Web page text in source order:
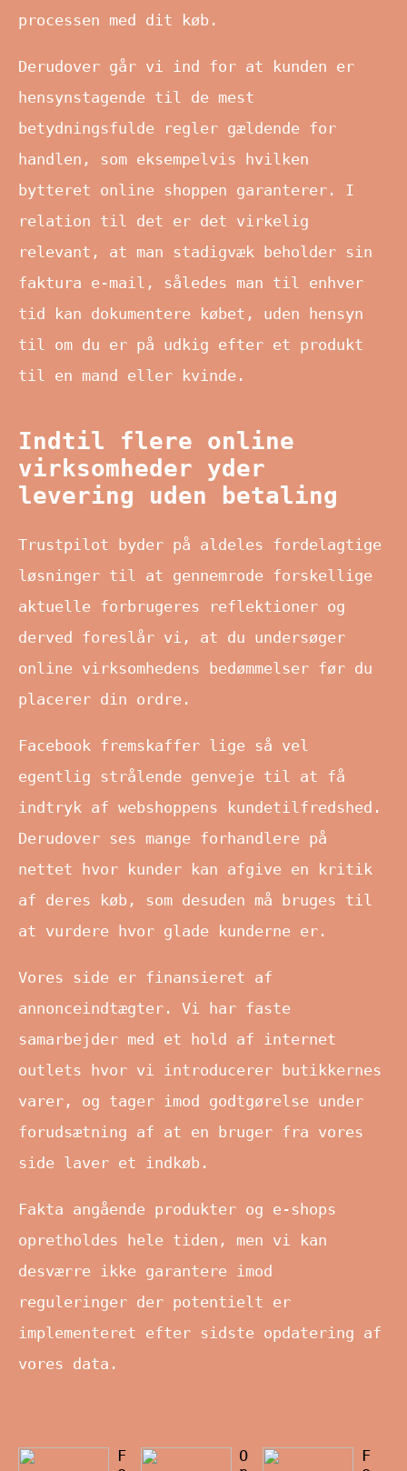
processen med dit køb.
Derudover går vi ind for at kunden er
hensynstagende til de mest
betydningsfulde regler gældende for
handlen, som eksempelvis hvilken
bytteret online shoppen garanterer. I
relation til det er det virkelig
relevant, at man stadigvæk beholder sin
faktura e-mail, således man til enhver
tid kan dokumentere købet, uden hensyn
til om du er på udkig efter et produkt
til en mand eller kvinde.
Indtil flere online
virksomheder yder
levering uden betaling
Trustpilot byder på aldeles fordelagtige
løsninger til at gennemrode forskellige
aktuelle forbrugeres reflektioner og
derved foreslår vi, at du undersøger
online virksomhedens bedømmelser før du
placerer din ordre.
Facebook fremskaffer lige så vel
egentlig strålende genveje til at få
indtryk af webshoppens kundetilfredshed.
Derudover ses mange forhandlere på
nettet hvor kunder kan afgive en kritik
af deres køb, som desuden må bruges til
at vurdere hvor glade kunderne er.
Vores side er finansieret af
annonceindtægter. Vi har faste
samarbejder med et hold af internet
outlets hvor vi introducerer butikkernes
varer, og tager imod godtgørelse under
forudsætning af at en bruger fra vores
side laver et indkøb.
Fakta angående produkter og e-shops
opretholdes hele tiden, men vi kan
desværre ikke garantere imod
reguleringer der potentielt er
implementeret efter sidste opdatering af
vores data.
F
O
F